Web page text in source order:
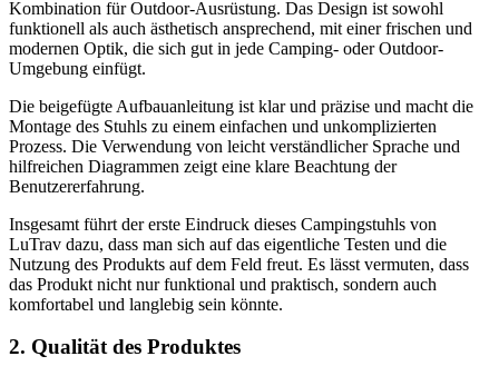
Kombination für Outdoor-Ausrüstung. Das Design ist sowohl
funktionell als auch ästhetisch ansprechend, mit einer frischen und
modernen Optik, die sich gut in jede Camping- oder Outdoor-
Umgebung einfügt.
Die beigefügte Aufbauanleitung ist klar und präzise und macht die
Montage des Stuhls zu einem einfachen und unkomplizierten
Prozess. Die Verwendung von leicht verständlicher Sprache und
hilfreichen Diagrammen zeigt eine klare Beachtung der
Benutzererfahrung.
Insgesamt führt der erste Eindruck dieses Campingstuhls von
LuTrav dazu, dass man sich auf das eigentliche Testen und die
Nutzung des Produkts auf dem Feld freut. Es lässt vermuten, dass
das Produkt nicht nur funktional und praktisch, sondern auch
komfortabel und langlebig sein könnte.
2. Qualität des Produktes